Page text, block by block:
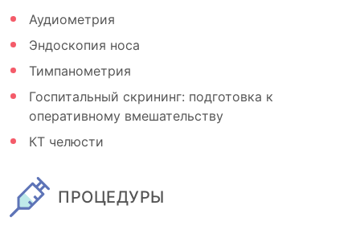
Аудиометрия
Эндоскопия носа
Тимпанометрия
Госпитальный скрининг: подготовка к
оперативному вмешательству
КТ челюсти
ПРОЦЕДУРЫ